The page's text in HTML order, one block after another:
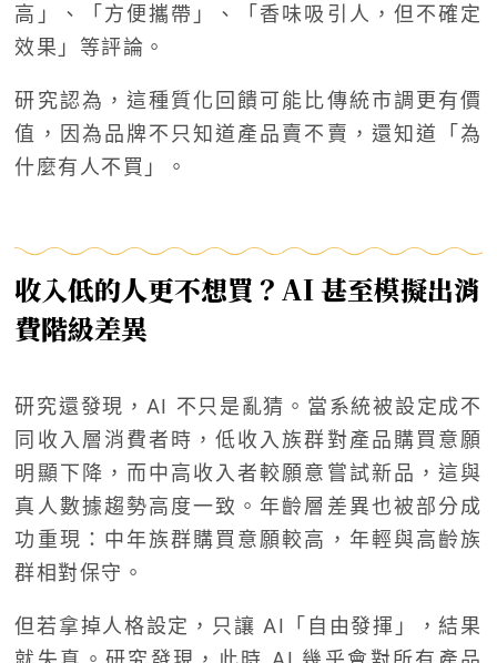
高」、「方便攜帶」、「香味吸引人，但不確定
效果」等評論。
研究認為，這種質化回饋可能比傳統市調更有價
值，因為品牌不只知道產品賣不賣，還知道「為
什麼有人不買」。
收入低的人更不想買？AI 甚至模擬出消
費階級差異
研究還發現，AI 不只是亂猜。當系統被設定成不
同收入層消費者時，低收入族群對產品購買意願
明顯下降，而中高收入者較願意嘗試新品，這與
真人數據趨勢高度一致。年齡層差異也被部分成
功重現：中年族群購買意願較高，年輕與高齡族
群相對保守。
但若拿掉人格設定，只讓 AI「自由發揮」，結果